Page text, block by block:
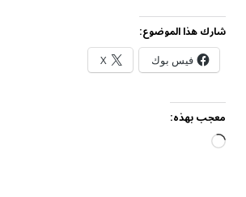
شارك هذا الموضوع:
فيس بوك X
معجب بهذه:
جاري